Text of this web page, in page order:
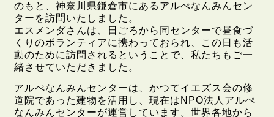
のもと、神奈川県鎌倉市にあるアルぺなんみんセン
ターを訪問いたしました。
エスメンダさんは、日ごろから同センターで昼食づ
くりのボランティアに携わっておられ、この日も活
動のために訪問されるということで、私たちもご一
緒させていただきました。
アルぺなんみんセンターは、かつてイエズス会の修
道院であった建物を活用し、現在はNPO法人アルぺ
なんみんセンターが運営しています。世界各地から